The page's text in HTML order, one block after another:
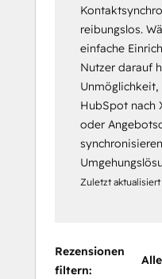
reibungslos.
einfache
Nutzer darauf
Unmöglichkeit,
HubSpot nach
oder
Zuletzt aktualisiert
Rezensionen
filtern: